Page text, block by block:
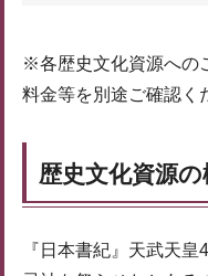
※各歴史文化資源への
料金等を別途ご確認く
歴史文化資源の
『日本書紀』天武天